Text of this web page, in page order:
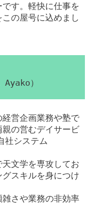
す。軽快に仕事を
の屋号に込めまし
）
営企画業務や塾で
の営むデイサービ
システム
文学を専攻してお
スキルを身につけ
さや業務の非効率